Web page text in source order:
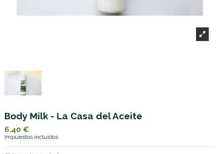
Body Milk - La Casa del Aceite
6,40 €
Impuestos incluidos